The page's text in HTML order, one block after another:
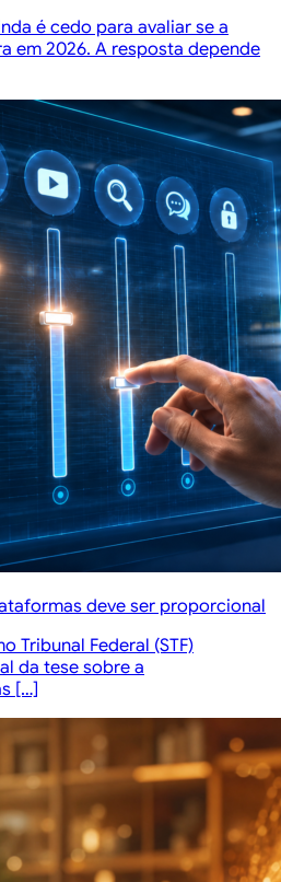
é cedo para avaliar se a
em 2026. A resposta depende
deve ser proporcional
Tribunal Federal (STF)
da tese sobre a
[…]